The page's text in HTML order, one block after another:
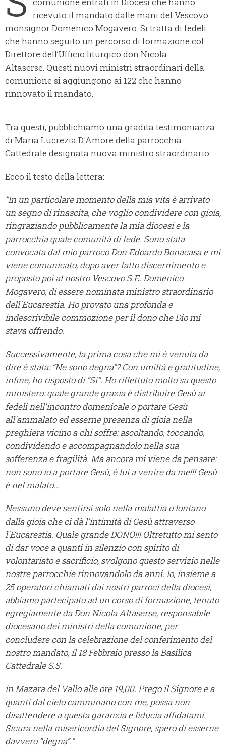
ricevuto il mandato dalle mani del Vescovo
monsignor Domenico Mogavero. Si tratta di fedeli
che hanno seguito un percorso di formazione col
Direttore dell’Ufficio liturgico don Nicola
Altaserse. Questi nuovi ministri straordinari della
comunione si aggiungono ai 122 che hanno
rinnovato il mandato.
Tra questi, pubblichiamo una gradita testimonianza
di Maria Lucrezia D'Amore della parrocchia
Cattedrale designata nuova ministro straordinario.
Ecco il testo della lettera:
"In un particolare momento della mia vita è arrivato
un segno di rinascita, che voglio condividere con gioia,
ringraziando pubblicamente la mia diocesi e la
parrocchia quale comunità di fede. Sono stata
convocata dal mio parroco Don Edoardo Bonacasa e mi
viene comunicato, dopo aver fatto discernimento e
proposto poi al nostro Vescovo S.E. Domenico
Mogavero, di essere nominata ministro straordinario
dell'Eucarestia. Ho provato una profonda e
indescrivibile commozione per il dono che Dio mi
stava offrendo.
Successivamente, la prima cosa che mi è venuta da
dire è stata: “Ne sono degna”? Con umiltà e gratitudine,
infine, ho risposto di “Sì”. Ho riflettuto molto su questo
ministero: quale grande grazia è distribuire Gesù ai
fedeli nell'incontro domenicale o portare Gesù
all'ammalato ed esserne presenza di gioia nella
preghiera vicino a chi soffre: ascoltando, toccando,
condividendo e accompagnandolo nella sua
sofferenza e fragilità. Ma ancora mi viene da pensare:
non sono io a portare Gesù, è lui a venire da me!!! Gesù
è nel malato...
Nessuno deve sentirsi solo nella malattia o lontano
dalla gioia che ci dà l'intimità di Gesù attraverso
l'Eucarestia. Quale grande DONO!!! Oltretutto mi sento
di dar voce a quanti in silenzio con spirito di
volontariato e sacrificio, svolgono questo servizio nelle
nostre parrocchie rinnovandolo da anni. Io, insieme a
25 operatori chiamati dai nostri parroci della diocesi,
abbiamo partecipato ad un corso di formazione, tenuto
egregiamente da Don Nicola Altaserse, responsabile
diocesano dei ministri della comunione, per
concludere con la celebrazione del conferimento del
nostro mandato, il 18 Febbraio presso la Basilica
Cattedrale S.S.
in Mazara del Vallo alle ore 19,00. Prego il Signore e a
quanti dal cielo camminano con me, possa non
disattendere a questa garanzia e fiducia affidatami.
Sicura nella misericordia del Signore, spero di esserne
davvero “degna”."